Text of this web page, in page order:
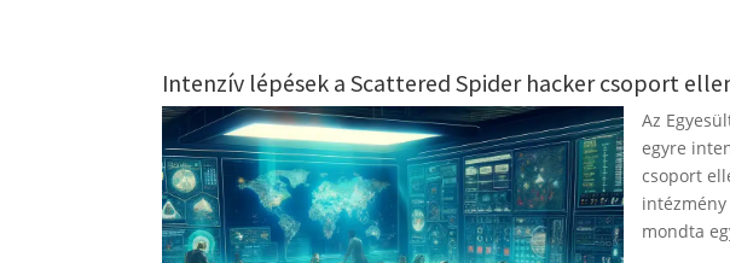
Intenzív lépések a Scattered Spider hacker csoport
Az
egyre
csoport
mondta